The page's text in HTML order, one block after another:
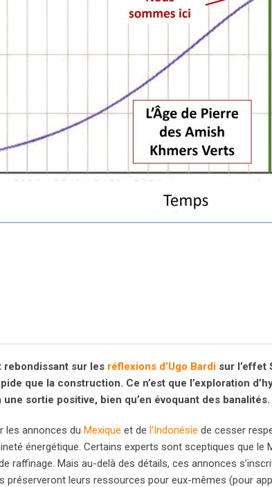
rebondissant sur les réflexions d’Ugo Bardi sur l’effet
que la construction. Ce n’est que l’exploration
sortie positive, bien qu’en évoquant des banalités.
les annonces du Mexique et de l’Indonésie de cesser
énergétique. Certains experts sont sceptiques que le
raffinage. Mais au-delà des détails, ces annonces
préserveront leurs ressources pour eux-mêmes (pour